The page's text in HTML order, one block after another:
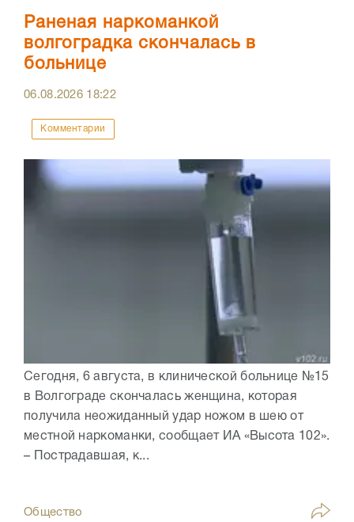
Раненая наркоманкой
волгоградка скончалась в
больнице
06.08.2026 18:22
Комментарии
Сегодня, 6 августа, в клинической больнице №15
в Волгограде скончалась женщина, которая
получила неожиданный удар ножом в шею от
местной наркоманки, сообщает ИА «Высота 102».
– Пострадавшая, к...
Общество